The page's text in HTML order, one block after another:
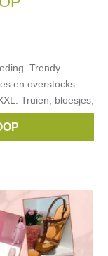
Trendy
en overstocks.
Truien, bloesjes,
,Byoung